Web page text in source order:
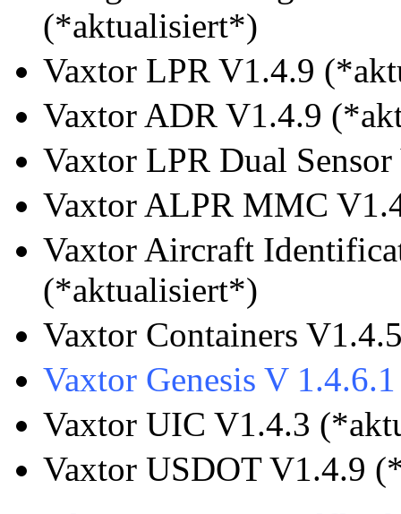
(*aktualisiert*)
Vaxtor LPR V1.4.9
Vaxtor ADR V1.4.9
Vaxtor LPR Dual
Vaxtor ALPR MMC
Vaxtor Aircraft
(*aktualisiert*)
Vaxtor Containers
Vaxtor Genesis V
Vaxtor UIC V1.4.3
Vaxtor USDOT V1.4.9